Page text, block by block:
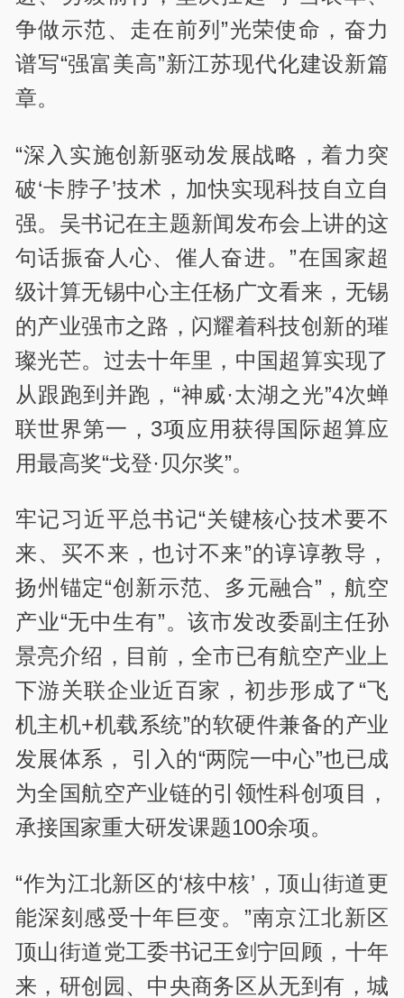
争做示范、走在前列”光荣使命，奋力
谱写“强富美高”新江苏现代化建设新篇
章。
“深入实施创新驱动发展战略，着力突
破‘卡脖子’技术，加快实现科技自立自
强。吴书记在主题新闻发布会上讲的这
句话振奋人心、催人奋进。”在国家超
级计算无锡中心主任杨广文看来，无锡
的产业强市之路，闪耀着科技创新的璀
璨光芒。过去十年里，中国超算实现了
从跟跑到并跑，“神威·太湖之光”4次蝉
联世界第一，3项应用获得国际超算应
用最高奖“戈登·贝尔奖”。
牢记习近平总书记“关键核心技术要不
来、买不来，也讨不来”的谆谆教导，
扬州锚定“创新示范、多元融合”，航空
产业“无中生有”。该市发改委副主任孙
景亮介绍，目前，全市已有航空产业上
下游关联企业近百家，初步形成了“飞
机主机+机载系统”的软硬件兼备的产业
发展体系， 引入的“两院一中心”也已成
为全国航空产业链的引领性科创项目，
承接国家重大研发课题100余项。
“作为江北新区的‘核中核’，顶山街道更
能深刻感受十年巨变。”南京江北新区
顶山街道党工委书记王剑宁回顾，十年
来，研创园、中央商务区从无到有，城